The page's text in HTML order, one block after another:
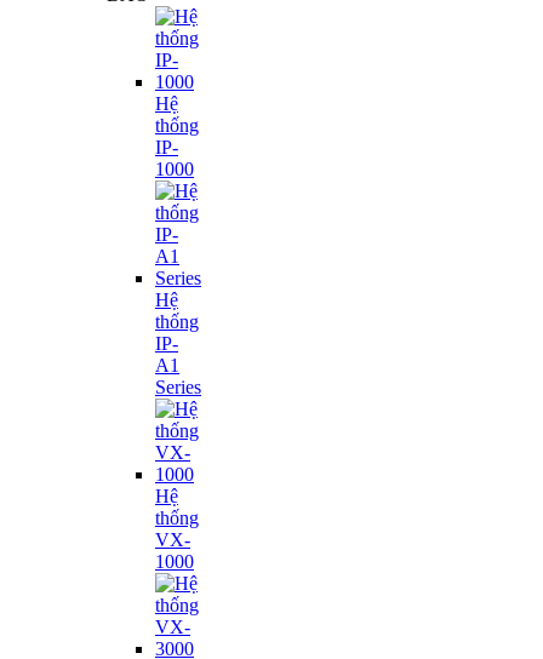
Hệ
thống
IP-
1000
Hệ
thống
IP-
A1
Series
Hệ
thống
VX-
1000